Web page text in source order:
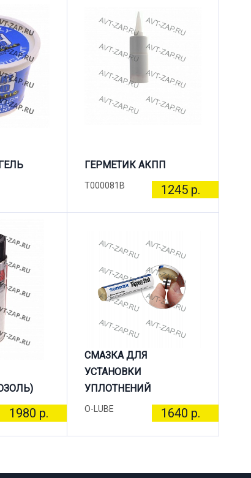
ГЕРМЕТИК АКПП
T000081B 1245 р.
1980 р.
СМАЗКА ДЛЯ
УСТАНОВКИ
УПЛОТНЕНИЙ
O-LUBE 1640 р.